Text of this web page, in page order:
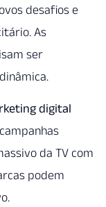
desafios e
As
ser
digital
da TV com
podem